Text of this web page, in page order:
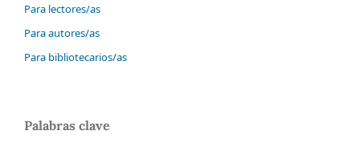
Para lectores/as
Para autores/as
Para bibliotecarios/as
Palabras clave